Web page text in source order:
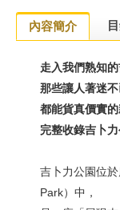
內容簡介
走入我們熟知
那些讓人著迷
都能貨真價實的
完整收錄吉卜
吉卜力公園位
Park）中，